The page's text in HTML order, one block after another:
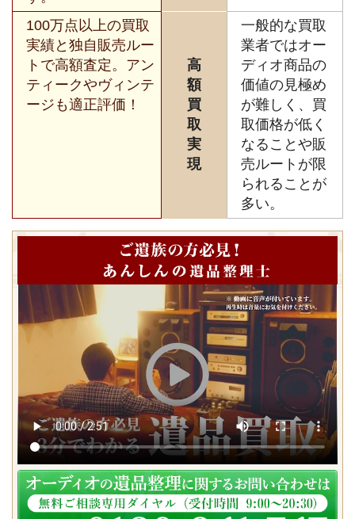
100万点以上の買取
実績と独自販売ルー
トで高額査定。アン
ティークやヴィンテ
ージも適正評価！
高
額
買
取
実
現
一般的な買取
業者ではオー
ディオ商品の
価値の見極め
が難しく、買
取価格が低く
なることや販
売ルートが限
られることが
多い。